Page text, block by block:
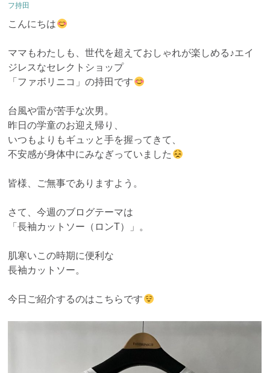
フ持田
こんにちは
ママもわたしも、世代を超えておしゃれが楽しめる♪エイ
ジレスなセレクトショップ
「ファボリニコ」の持田です
台風や雷が苦手な次男。
昨日の学童のお迎え帰り、
いつもよりもギュッと手を握ってきて、
不安感が身体中にみなぎっていました
皆様、ご無事でありますよう。
さて、今週のブログテーマは
「長袖カットソー（ロンT）」。
肌寒いこの時期に便利な
長袖カットソー。
今日ご紹介するのはこちらです